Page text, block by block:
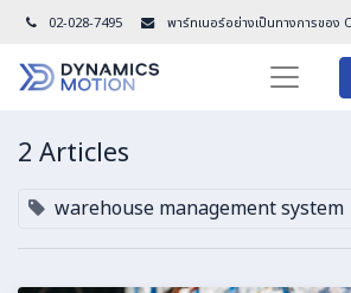
02-028-7495 พาร์ทเนอร์อย่างเป็นทางการของ
2 Articles
warehouse management system